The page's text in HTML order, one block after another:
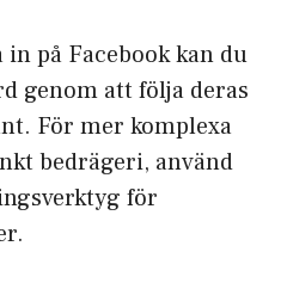
på Facebook kan du
genom att följa deras
För mer komplexa
bedrägeri, använd
för